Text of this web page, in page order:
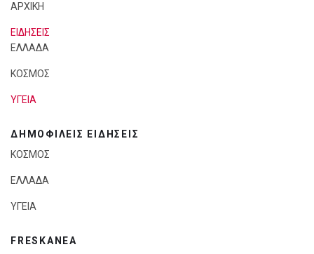
ΑΡΧΙΚΗ
ΕΙΔΗΣΕΙΣ
ΕΛΛΑΔΑ
ΚΟΣΜΟΣ
ΥΓΕΙΑ
ΔΗΜΟΦΙΛΕΙΣ ΕΙΔΗΣΕΙΣ
ΚΟΣΜΟΣ
ΕΛΛΑΔΑ
ΥΓΕΙΑ
FRESKANEA